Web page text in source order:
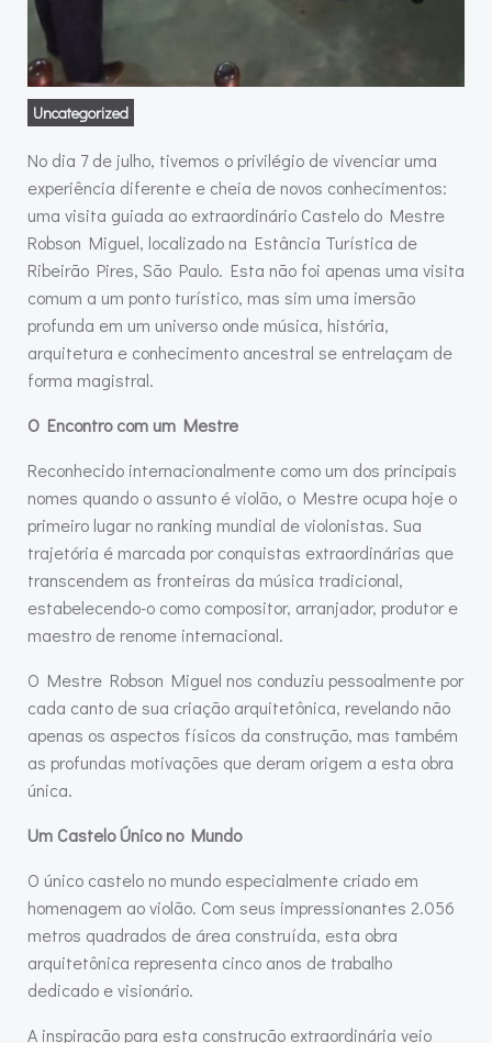
Uncategorized
No dia 7 de julho, tivemos o privilégio de vivenciar uma
experiência diferente e cheia de novos conhecimentos:
uma visita guiada ao extraordinário Castelo do Mestre
Robson Miguel, localizado na Estância Turística de
Ribeirão Pires, São Paulo. Esta não foi apenas uma visita
comum a um ponto turístico, mas sim uma imersão
profunda em um universo onde música, história,
arquitetura e conhecimento ancestral se entrelaçam de
forma magistral.
O Encontro com um Mestre
Reconhecido internacionalmente como um dos principais
nomes quando o assunto é violão, o Mestre ocupa hoje o
primeiro lugar no ranking mundial de violonistas. Sua
trajetória é marcada por conquistas extraordinárias que
transcendem as fronteiras da música tradicional,
estabelecendo-o como compositor, arranjador, produtor e
maestro de renome internacional.
O Mestre Robson Miguel nos conduziu pessoalmente por
cada canto de sua criação arquitetônica, revelando não
apenas os aspectos físicos da construção, mas também
as profundas motivações que deram origem a esta obra
única.
Um Castelo Único no Mundo
O único castelo no mundo especialmente criado em
homenagem ao violão. Com seus impressionantes 2.056
metros quadrados de área construída, esta obra
arquitetônica representa cinco anos de trabalho
dedicado e visionário.
A inspiração para esta construção extraordinária veio